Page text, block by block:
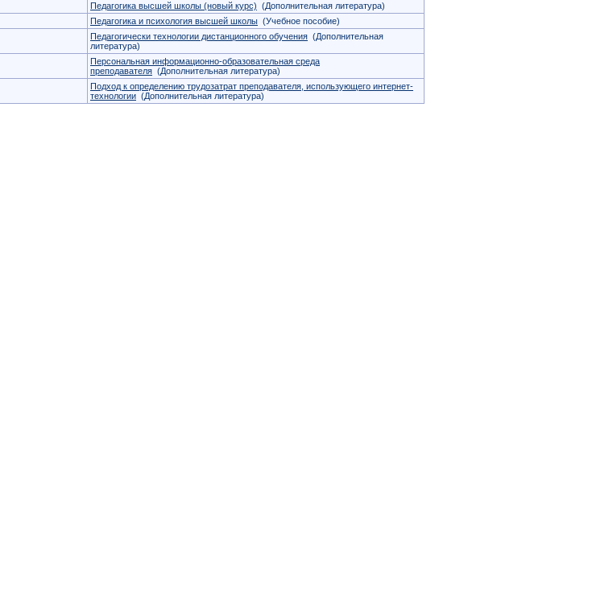
Педагогика высшей школы (новый курс) (Дополнительная литература)
Педагогика и психология высшей школы (Учебное пособие)
Педагогически технологии дистанционного обучения (Дополнительная
литература)
Персональная информационно-образовательная среда
преподавателя (Дополнительная литература)
Подход к определению трудозатрат преподавателя, использующего интернет-
технологии (Дополнительная литература)